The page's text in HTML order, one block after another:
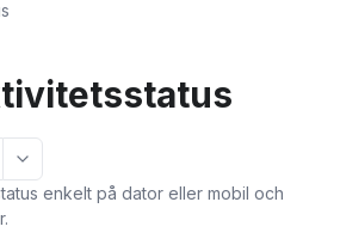
More options
enkelt på dator eller mobil och